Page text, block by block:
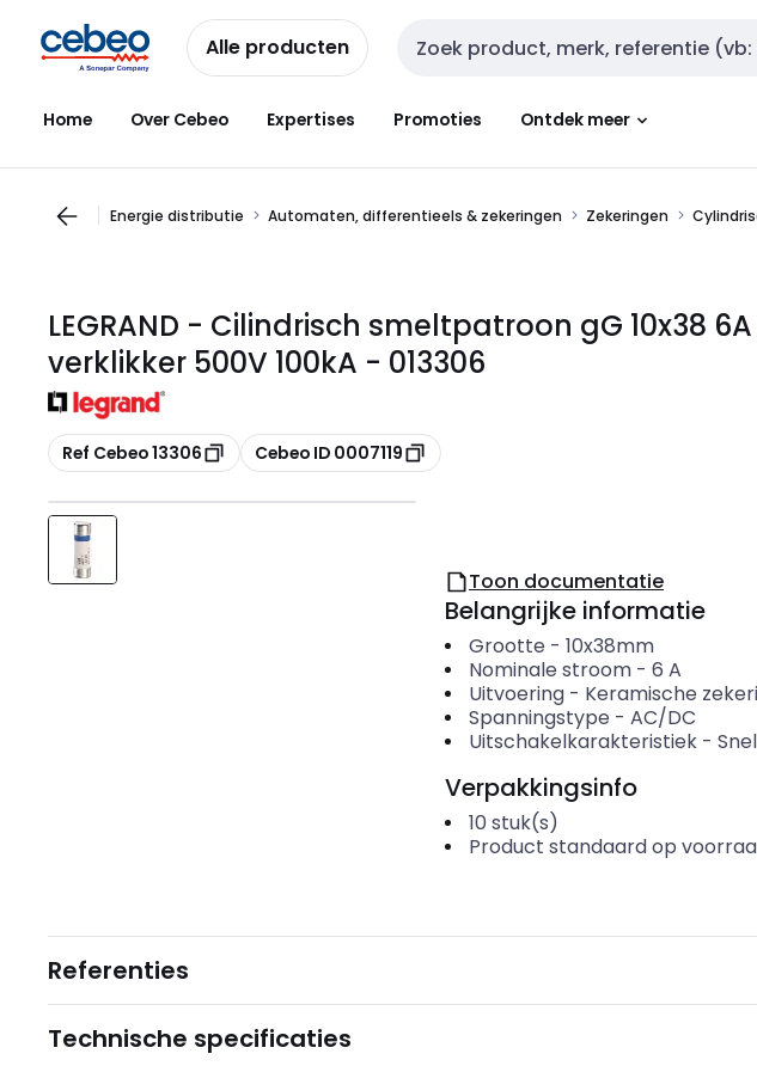
naar
navigatie
naar
inhoud
Alle producten Zoekveld invoer
Home Over Cebeo Expertises Promoties Ontdek meer
Energie distributie Automaten, differentieels & zekeringen Zekeringen
LEGRAND - Cilindrisch smeltpatroon gG 10x38
verklikker 500V 100kA - 013306
Kopiëren
Ref Cebeo 13306 Kopiëren
Cebeo ID 0007119
Toon documentatie
Belangrijke informatie
Grootte - 10x38mm
Nominale stroom- 6 A
Uitvoering- Keramische
Spanningstype - AC/DC
Uitschakelkarakteristiek-
Verpakkingsinfo
10 stuk(s)
Product standaard op
Referenties
Technische specificaties